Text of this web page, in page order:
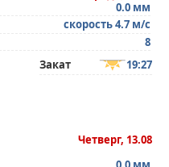
0.0 мм
скорость 4.7 м/с
8
Закат 19:27
Четверг, 13.08